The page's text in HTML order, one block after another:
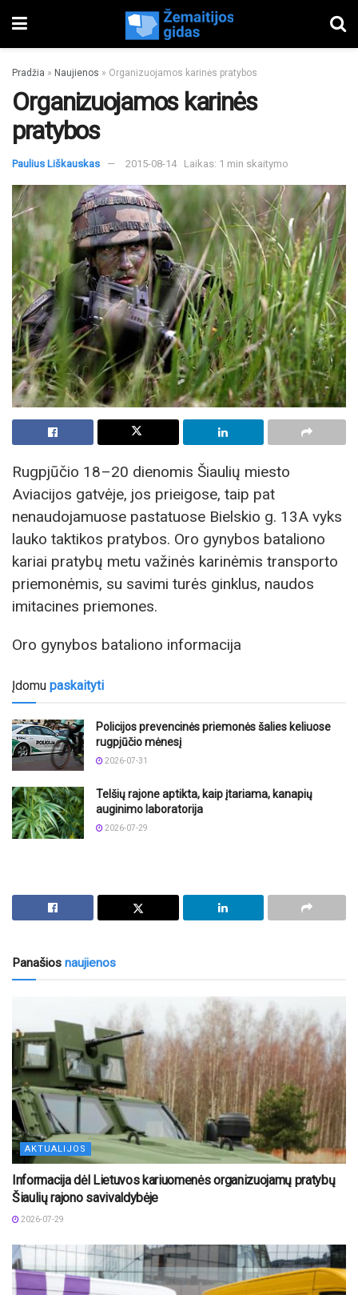
Pradžia » Naujienos » Organizuojamos karinės pratybos
Organizuojamos karinės
pratybos
Paulius Liškauskas 2015-08-14 Laikas: 1 min skaitymo
Rugpjūčio 18–20 dienomis Šiaulių miesto
Aviacijos gatvėje, jos prieigose, taip pat
nenaudojamuose pastatuose Bielskio g. 13A vyks
lauko taktikos pratybos. Oro gynybos bataliono
kariai pratybų metu važinės karinėmis transporto
priemonėmis, su savimi turės ginklus, naudos
imitacines priemones.
Oro gynybos bataliono informacija
Įdomu paskaityti
Policijos prevencinės priemonės šalies keliuose
rugpjūčio mėnesį
2026-07-31
Telšių rajone aptikta, kaip įtariama, kanapių
auginimo laboratorija
2026-07-29
Panašios naujienos
AKTUALIJOS
Informacija dėl Lietuvos kariuomenės organizuojamų pratybų
Šiaulių rajono savivaldybėje
2026-07-29